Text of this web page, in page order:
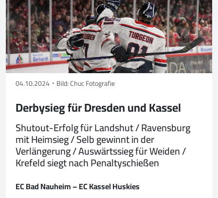
04.10.2024 Bild: Chuc Fotografie
Derbysieg für Dresden und Kassel
Shutout-Erfolg für Landshut / Ravensburg
mit Heimsieg / Selb gewinnt in der
Verlängerung / Auswärtssieg für Weiden /
Krefeld siegt nach Penaltyschießen
EC Bad Nauheim – EC Kassel Huskies